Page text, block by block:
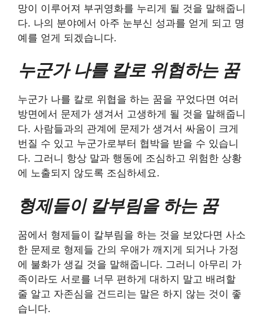
망이 이루어져 부귀영화를 누리게 될 것을 말해줍니
다. 나의 분야에서 아주 눈부신 성과를 얻게 되고 명
예를 얻게 되겠습니다.
누군가 나를 칼로 위협하는 꿈
누군가 나를 칼로 위협을 하는 꿈을 꾸었다면 여러
방면에서 문제가 생겨서 고생하게 될 것을 말해줍니
다. 사람들과의 관계에 문제가 생겨서 싸움이 크게
번질 수 있고 누군가로부터 협박을 받을 수 있습니
다. 그러니 항상 말과 행동에 조심하고 위험한 상황
에 노출되지 않도록 조심하세요.
형제들이 칼부림을 하는 꿈
꿈에서 형제들이 칼부림을 하는 것을 보았다면 사소
한 문제로 형제들 간의 우애가 깨지게 되거나 가정
에 불화가 생길 것을 말해줍니다. 그러니 아무리 가
족이라도 서로를 너무 편하게 대하지 말고 배려할
줄 알고 자존심을 건드리는 말은 하지 않는 것이 좋
습니다.